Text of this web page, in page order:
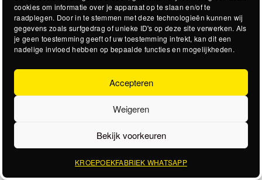
cookies om informatie over je apparaat op te slaan en/of te
raadplegen. Door in te stemmen met deze technologieën kunnen wij
gegevens zoals surfgedrag of unieke ID's op deze site verwerken. Als
je geen toestemming geeft of uw toestemming intrekt, kan dit een
nadelige invloed hebben op bepaalde functies en mogelijkheden.
Accepteren
Weigeren
Bekijk voorkeuren
KROEPOEKFABRIEK WHATSAPP